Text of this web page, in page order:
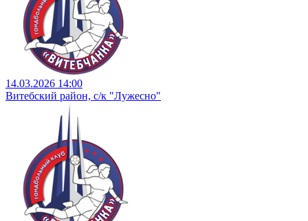
14.03.2026 14:00
Витебский район, с/к "Лужесно"